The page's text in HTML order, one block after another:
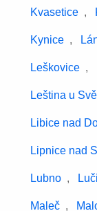
Kvasetice ,
Kynice ,
Leškovice ,
Leština u
Libice nad
Lipnice nad
Lubno ,
Maleč ,